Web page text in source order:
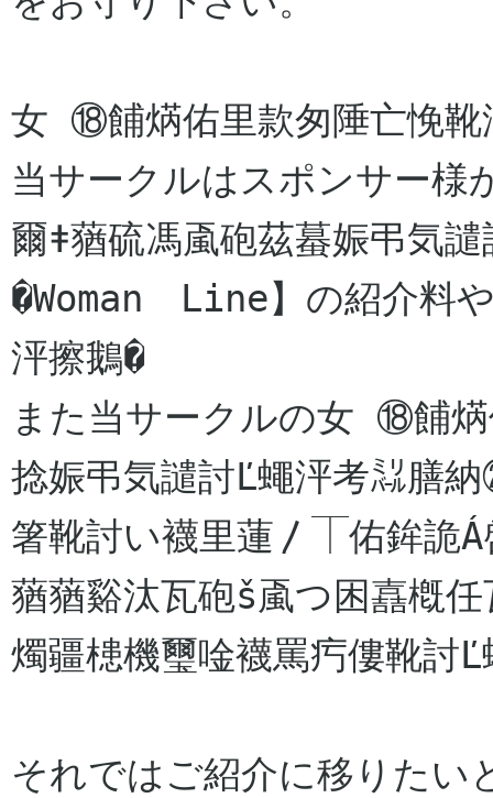
女 ⑱餔焫佑里款匆陲亡悗
当サークルはスポンサー
爾ǂ蕕硫馮颪砲茲蟇娠弔気
�Woman　Line】の紹介料
泙擦鵝�
また当サークルの女 ⑱餔焫
捻娠弔気譴討Ľ蠅泙考㍊膳
箸靴討い襪里蓮〳⏉佑鉾
蕕蕕谿汰瓦砲š颪つ困嚞槪
燭疆槵機璽唫襪罵㽲僂靴討
それではご紹介に移りた